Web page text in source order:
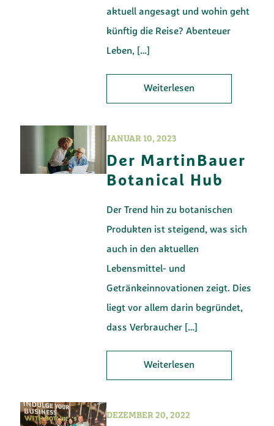
aktuell angesagt und wohin geht
künftig die Reise? Abenteuer
Leben, […]
Weiterlesen
JANUAR 10, 2023
Der MartinBauer
Botanical Hub
Der Trend hin zu botanischen
Produkten ist steigend, was sich
auch in den aktuellen
Lebensmittel- und
Getränkeinnovationen zeigt. Dies
liegt vor allem darin begründet,
dass Verbraucher […]
Weiterlesen
DEZEMBER 20, 2022